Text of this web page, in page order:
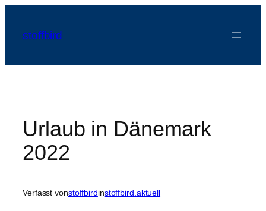
springen
stoffbird
Urlaub in Dänemark
2022
Verfasst vonstoffbirdinstoffbird.aktuell